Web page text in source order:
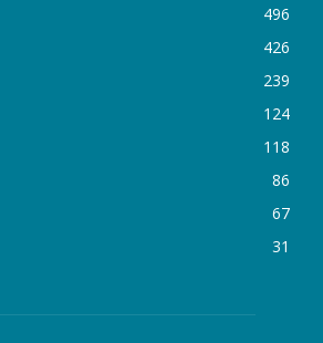
496
426
239
124
118
86
67
31